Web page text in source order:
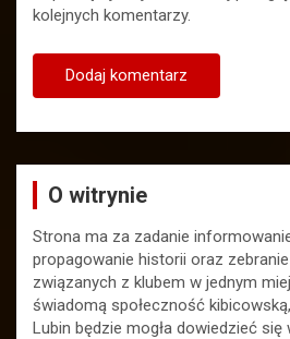
kolejnych komentarzy.
O witrynie
Strona ma za zadanie
propagowanie historii oraz
związanych z klubem w jednym
świadomą społeczność
Lubin będzie mogła dowiedzieć się